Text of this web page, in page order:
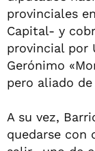
provinciales
Capital- y
provincial por
Gerónimo
pero aliado
A su vez,
quedarse con